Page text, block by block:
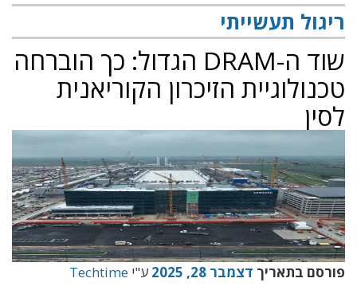
ריגול תעשייתי
שוד ה-DRAM הגדול: כך הוברחה
טכנולוגיית הזיכרון הקוריאנית
לסין
פורסם בתאריך דצמבר 28, 2025 ע"י Techtime